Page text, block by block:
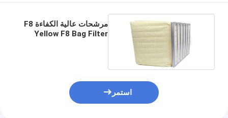
مرشحات عالية الكفاءة F8
Yellow F8 Bag Filter
استمر